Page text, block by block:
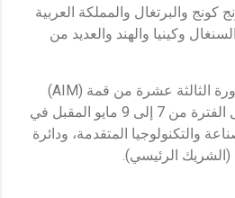
كونج والبرتغال والمملكة العربية
وكينيا والهند والعديد من
جدير بالذكر أن فعاليات الدورة الثالثة عشرة من قمة (AIM)
للاستثمار، يتم تنظيمها خلال الفترة من 7 إلى 9 مايو المقبل في
والتكنولوجيا المتقدمة، ودائرة
(الشريك الرئيسي).